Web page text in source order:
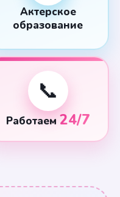
Актерское
образование
📞
Работаем 24/7